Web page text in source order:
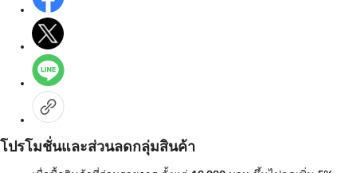
โปรโมชั่นและส่วนลดกลุ่มสินค้า